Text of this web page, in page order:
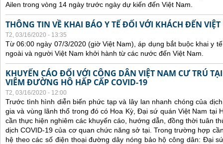
Ailen trong vòng 14 ngày trước ngày dự kiến đến Việt Nam.
THÔNG TIN VỀ KHAI BÁO Y TẾ ĐỐI VỚI KHÁCH ĐẾN
T2, 03/16/2020 - 13:35
Từ 06:00 ngày 07/3/2020 (giờ Việt Nam), áp dụng bắt buộc khai y
ngoài và người Việt Nam khởi hành từ các nước đến Việt Nam.
KHUYẾN CÁO ĐỐI VỚI CÔNG DÂN VIỆT NAM CƯ TRÚ
VIÊM ĐƯỜNG HÔ HẤP CẤP COVID-19
T2, 03/16/2020 - 12:00
Trước tình hình diễn biến phức tạp và lây lan nhanh chóng của
gia và vùng lãnh thổ trong đó có Hoa Kỳ, Đại sứ quán Việt Nam tại
cần thực hiện nghiêm các khuyến cáo, hướng dẫn, đồng thời tuân
dịch COVID-19 của cơ quan chức năng sở tại. Trong trường hợp
hệ theo các số điện thoại đường dây nóng bảo hộ công dân: Đại